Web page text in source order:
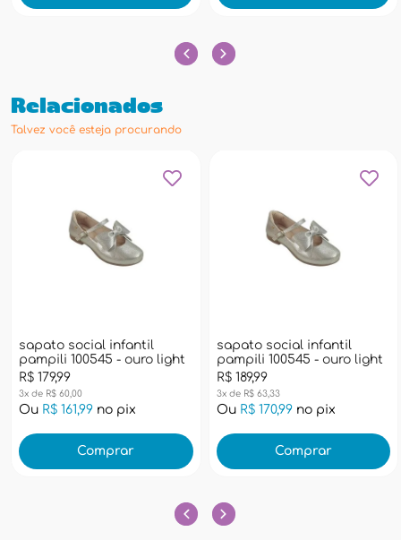
Relacionados
Talvez você esteja procurando
sapato social infantil
pampili 100545 - ouro light
R$ 179,99
3x de R$ 60,00
Ou R$ 161,99 no pix
Comprar
sapato social infantil
pampili 100545 - ouro light
R$ 189,99
3x de R$ 63,33
Ou R$ 170,99no pix
Comprar